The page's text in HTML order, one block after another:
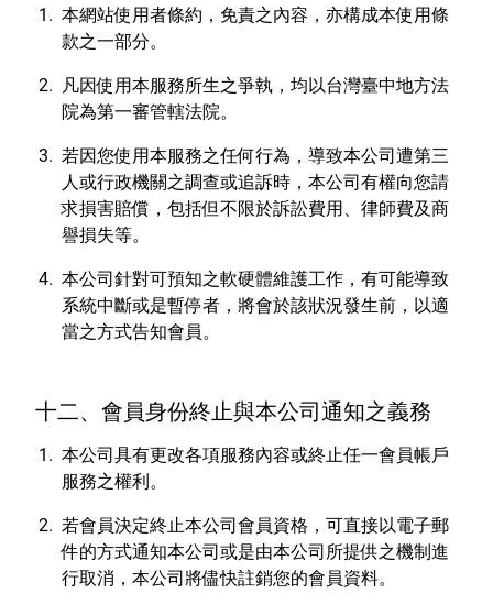
本網站使用者條約，免責之內容，亦構成本使用條
款之一部分。
凡因使用本服務所生之爭執，均以台灣臺中地方法
院為第一審管轄法院。
若因您使用本服務之任何行為，導致本公司遭第三
人或行政機關之調查或追訴時，本公司有權向您請
求損害賠償，包括但不限於訴訟費用、律師費及商
譽損失等。
本公司針對可預知之軟硬體維護工作，有可能導致
系統中斷或是暫停者，將會於該狀況發生前，以適
當之方式告知會員。
十二、會員身份終止與本公司通知之義務
本公司具有更改各項服務內容或終止任一會員帳戶
服務之權利。
若會員決定終止本公司會員資格，可直接以電子郵
件的方式通知本公司或是由本公司所提供之機制進
行取消，本公司將儘快註銷您的會員資料。